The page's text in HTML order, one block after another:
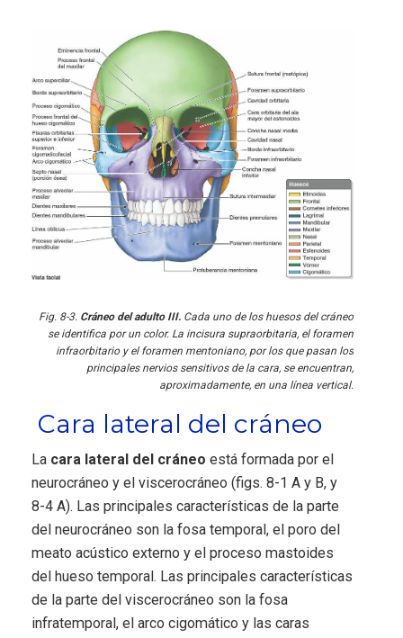
Fig. 8-3. Cráneo del adulto III. Cada uno de los huesos del cráneo
se identifica por un color. La incisura supraorbitaria, el foramen
infraorbitario y el foramen mentoniano, por los que pasan los
principales nervios sensitivos de la cara, se encuentran,
aproximadamente, en una línea vertical.
Cara lateral del cráneo
La cara lateral del cráneo está formada por el
neurocráneo y el viscerocráneo (figs. 8-1 A y B, y
8-4 A). Las principales características de la parte
del neurocráneo son la fosa temporal, el poro del
meato acústico externo y el proceso mastoides
del hueso temporal. Las principales características
de la parte del viscerocráneo son la fosa
infratemporal, el arco cigomático y las caras